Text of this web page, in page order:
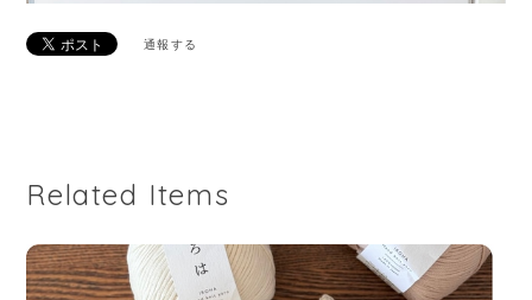
通報する
Related Items